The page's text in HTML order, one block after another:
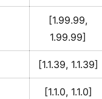
[1.99.99,
1.99.99]
[1.1.39, 1.1.39]
[1.1.0, 1.1.0]